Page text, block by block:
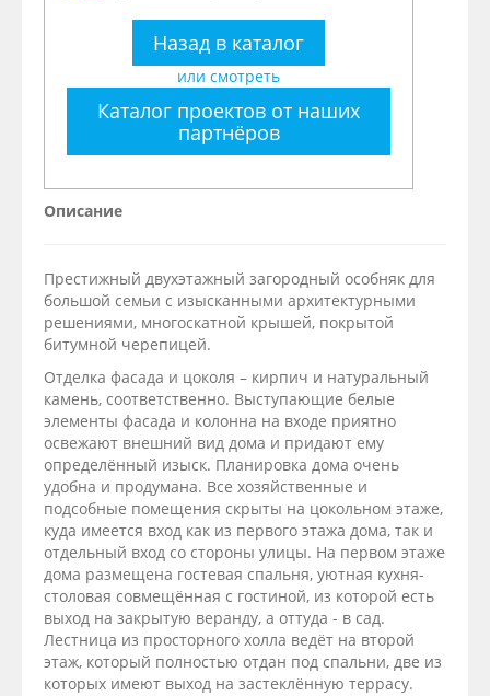
Назад в каталог
или смотреть
Каталог проектов от наших
партнёров
Описание
Престижный двухэтажный загородный особняк для
большой семьи с изысканными архитектурными
решениями, многоскатной крышей, покрытой
битумной черепицей.
Отделка фасада и цоколя – кирпич и натуральный
камень, соответственно. Выступающие белые
элементы фасада и колонна на входе приятно
освежают внешний вид дома и придают ему
определённый изыск. Планировка дома очень
удобна и продумана. Все хозяйственные и
подсобные помещения скрыты на цокольном этаже,
куда имеется вход как из первого этажа дома, так и
отдельный вход со стороны улицы. На первом этаже
дома размещена гостевая спальня, уютная кухня-
столовая совмещённая с гостиной, из которой есть
выход на закрытую веранду, а оттуда - в сад.
Лестница из просторного холла ведёт на второй
этаж, который полностью отдан под спальни, две из
которых имеют выход на застеклённую террасу.